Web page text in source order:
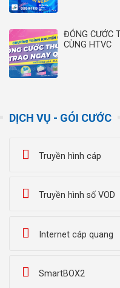
ĐÓNG CƯỚC
CÙNG HTVC
DỊCH VỤ - GÓI CƯỚC
Truyền hình cáp
Truyền hình số VOD
Internet cáp quang
SmartBOX2